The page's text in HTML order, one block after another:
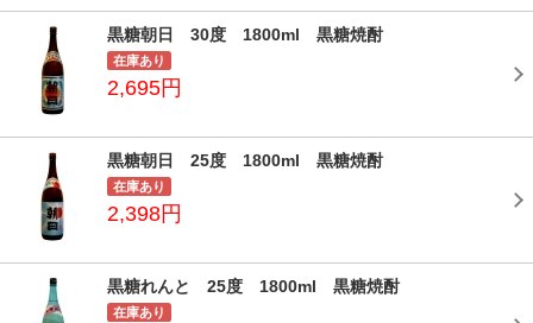
黒糖朝日 30度 1800ml 黒糖焼酎
在庫あり
2,695円
黒糖朝日 25度 1800ml 黒糖焼酎
在庫あり
2,398円
黒糖れんと 25度 1800ml 黒糖焼酎
在庫あり